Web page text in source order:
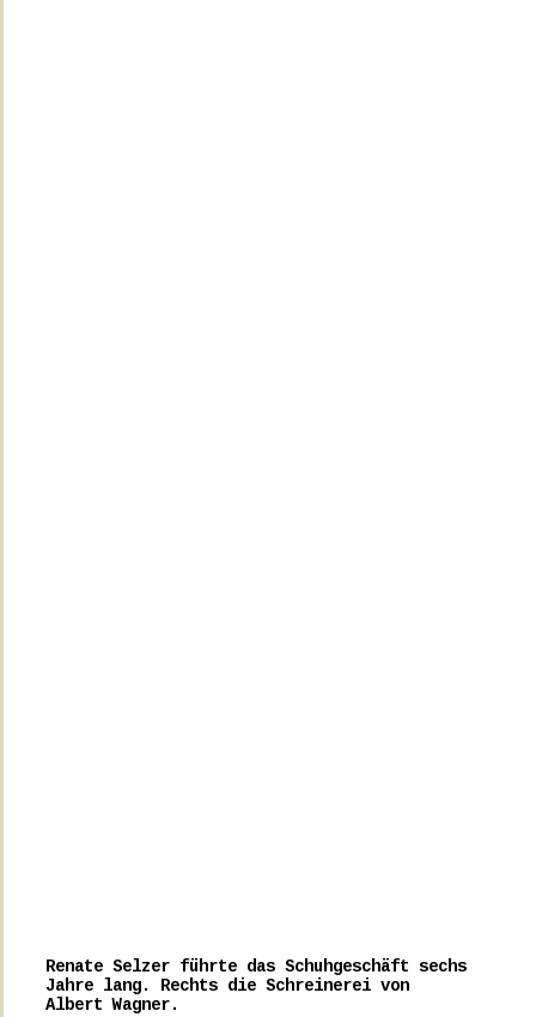
Renate Selzer führte das Schuhgeschäft sechs
Jahre lang. Rechts die Schreinerei von
Albert Wagner.